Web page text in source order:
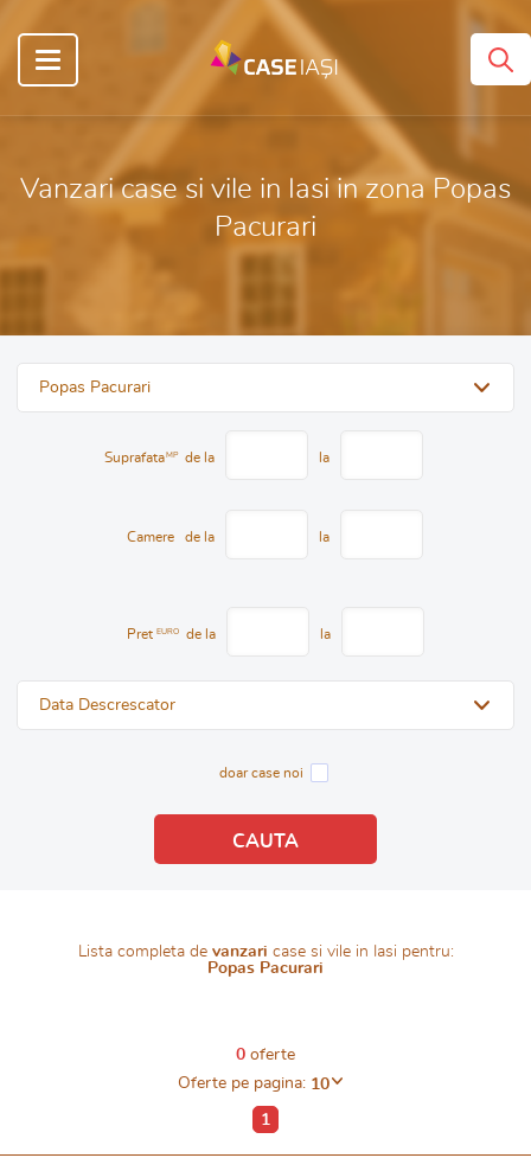
Vanzari case si vile in Iasi in zona Popas
Pacurari
Popas Pacurari
Suprafata MP de la la
Camere de la la
Pret EURO de la la
Data Descrescator
doar case noi
Lista completa de vanzari case si vile in Iasi pentru:
Popas Pacurari
0 oferte
Oferte pe pagina: 10
1